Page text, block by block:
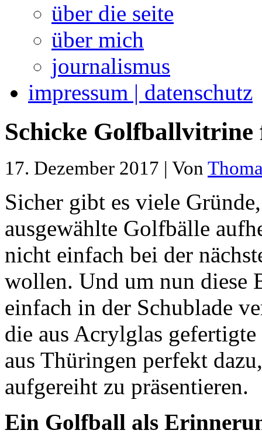
über die seite
über mich
journalismus
impressum | datenschutz
Schicke Golfballvitrine
17. Dezember 2017 | Von
Sicher gibt es viele
ausgewählte Golfbälle
nicht einfach bei der
wollen. Und um nun diese
einfach in der Schublade
die aus Acrylglas
aus Thüringen perfekt
aufgereiht zu präsentieren.
Ein Golfball als